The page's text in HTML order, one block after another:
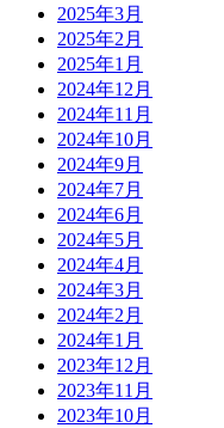
2025年3月
2025年2月
2025年1月
2024年12月
2024年11月
2024年10月
2024年9月
2024年7月
2024年6月
2024年5月
2024年4月
2024年3月
2024年2月
2024年1月
2023年12月
2023年11月
2023年10月